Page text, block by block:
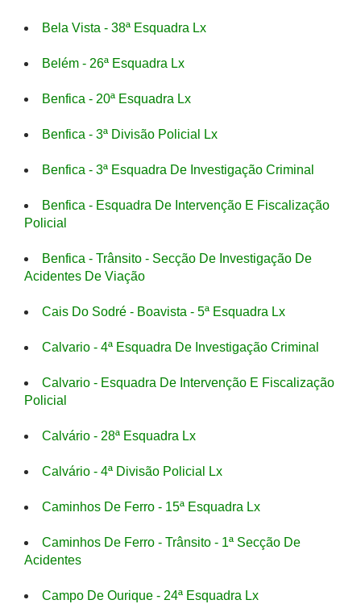
Bela Vista - 38ª Esquadra Lx
Belém - 26ª Esquadra Lx
Benfica - 20ª Esquadra Lx
Benfica - 3ª Divisão Policial Lx
Benfica - 3ª Esquadra De Investigação Criminal
Benfica - Esquadra De Intervenção E Fiscalização
Policial
Benfica - Trânsito - Secção De Investigação De
Acidentes De Viação
Cais Do Sodré - Boavista - 5ª Esquadra Lx
Calvario - 4ª Esquadra De Investigação Criminal
Calvario - Esquadra De Intervenção E Fiscalização
Policial
Calvário - 28ª Esquadra Lx
Calvário - 4ª Divisão Policial Lx
Caminhos De Ferro - 15ª Esquadra Lx
Caminhos De Ferro - Trânsito - 1ª Secção De
Acidentes
Campo De Ourique - 24ª Esquadra Lx